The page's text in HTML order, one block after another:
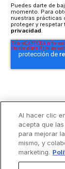
Puedes darte de
momento. Para
nuestras prácticas
proteger y
privacidad.
Al hacer clic
acepta que
para mejorar
mismo, y
marketing.